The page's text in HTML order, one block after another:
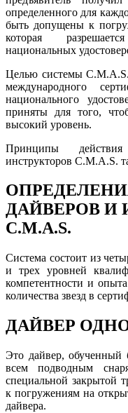
определенного для
быть допущены к
которая
национальных
Целью системы C.M.A.S.
международного
национального
приняты для того,
высокий уровень.
Принципы действия
инструкторов C.M.A.S.
ДАЙВЕРОВ И
C.M.A.S.
Система состоит из
и трех уровней
компетентности и
количества звезд в
ДАЙВЕР
Это дайвер, обученный
всем подводным
специальной закрытой
к погружениям на
дайвера.